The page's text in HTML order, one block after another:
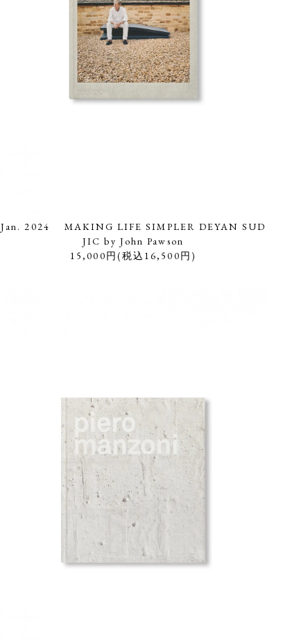
Jan. 2024 MAKING LIFE SIMPLER DEYAN SUD
JIC by John Pawson
15,000円(税込16,500円)